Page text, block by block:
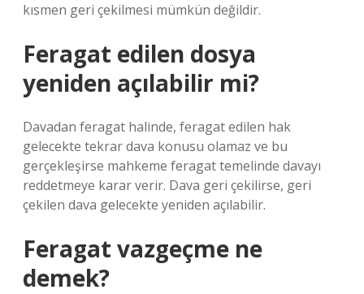
kısmen geri çekilmesi mümkün değildir.
Feragat edilen dosya
yeniden açılabilir mi?
Davadan feragat halinde, feragat edilen hak
gelecekte tekrar dava konusu olamaz ve bu
gerçekleşirse mahkeme feragat temelinde davayı
reddetmeye karar verir. Dava geri çekilirse, geri
çekilen dava gelecekte yeniden açılabilir.
Feragat vazgeçme ne
demek?